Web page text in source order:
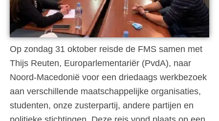
Op zondag 31 oktober reisde de FMS samen met
Thijs Reuten, Europarlementariër (PvdA), naar
Noord-Macedonië voor een driedaags werkbezoek
aan verschillende maatschappelijke organisaties,
studenten, onze zusterpartij, andere partijen en